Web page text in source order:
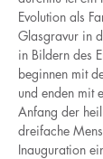
Evolution als
Glasgravur in
in Bildern des
beginnen mit
und enden mit
Anfang der
dreifache
Inauguration